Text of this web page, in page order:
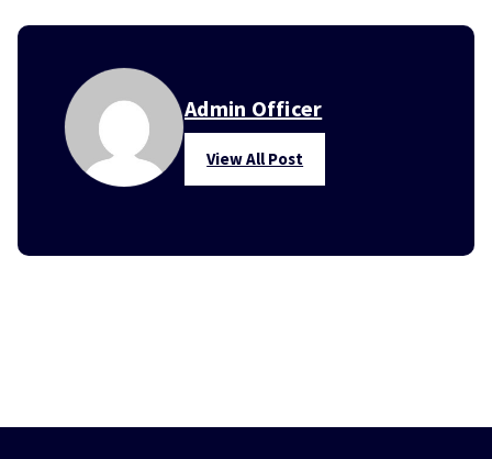
Admin Officer
View All Post